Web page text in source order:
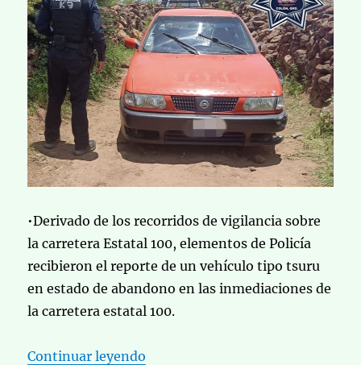
•Derivado de los recorridos de vigilancia sobre
la carretera Estatal 100, elementos de Policía
recibieron el reporte de un vehículo tipo tsuru
en estado de abandono en las inmediaciones de
la carretera estatal 100.
Continuar leyendo